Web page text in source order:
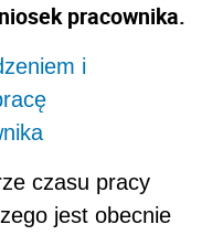
pracownika.
i
czasu pracy
jest obecnie